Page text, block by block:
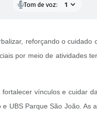
Tom de voz:
reforçando o
por meio de atividades
vínculos e cuidar
UBS Parque São João.